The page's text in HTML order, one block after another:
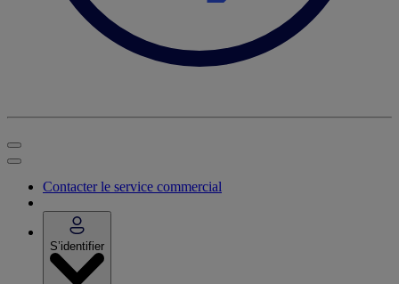
Contacter le service commercial
S’identifier